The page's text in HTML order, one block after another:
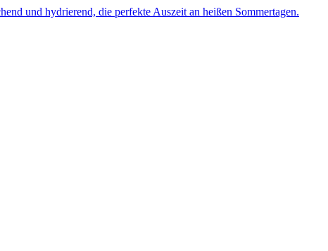
und hydrierend, die perfekte Auszeit an heißen Sommertagen.